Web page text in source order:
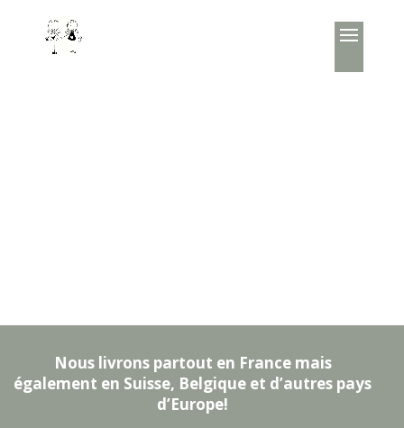
Nous livrons partout en France mais
également en Suisse, Belgique et d’autres pays
d’Europe!